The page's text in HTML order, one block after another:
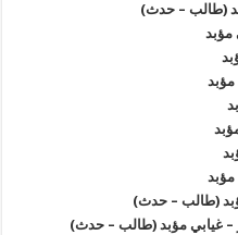
(طالب – حدث)
مؤبد
مؤبد
(طالب – حدث)
– غيابي مؤبد (طالب – حدث)